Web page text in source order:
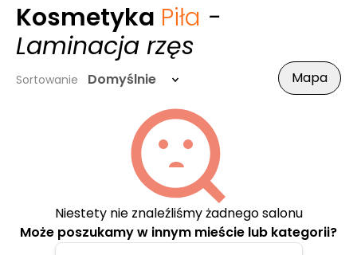
Kosmetyka Piła -
Laminacja rzęs
Sortowanie Domyślnie Mapa
Niestety nie znaleźliśmy żadnego salonu
Może poszukamy w innym mieście lub kategorii?